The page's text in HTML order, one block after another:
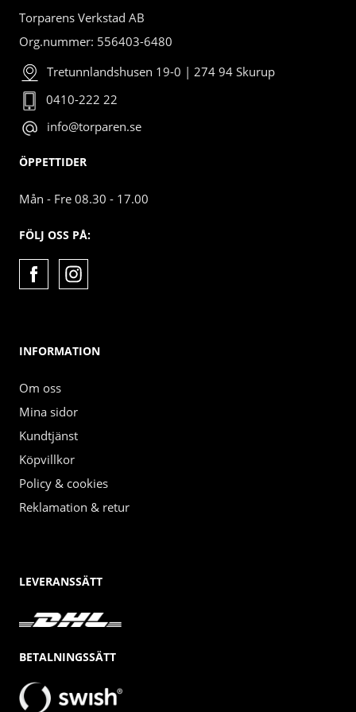
Torparens Verkstad AB
Org.nummer: 556403-6480
Tretunnlandshusen 19-0 | 274 94 Skurup
0410-222 22
info@torparen.se
ÖPPETTIDER
Mån - Fre 08.30 - 17.00
FÖLJ OSS PÅ:
INFORMATION
Om oss
Mina sidor
Kundtjänst
Köpvillkor
Policy & cookies
Reklamation & retur
LEVERANSSÄTT
BETALNINGSSÄTT